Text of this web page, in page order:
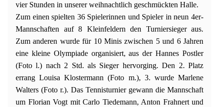
vier Stunden in unserer weihnachtlich geschmückten Halle.
Zum einen spielten 36 Spielerinnen und Spieler in neun 4er-
Mannschaften auf 8 Kleinfeldern den Turniersieger aus.
Zum anderen wurde für 10 Minis zwischen 5 und 6 Jahren
eine kleine Olympiade organisiert, aus der Hannes Postler
(Foto l.) nach 2 Std. als Sieger hervorging. Den 2. Platz
errang Louisa Klostermann (Foto m.), 3. wurde Marlene
Walters (Foto r.). Das Tennisturnier gewann die Mannschaft
um Florian Vogt mit Carlo Tiedemann, Anton Frahnert und